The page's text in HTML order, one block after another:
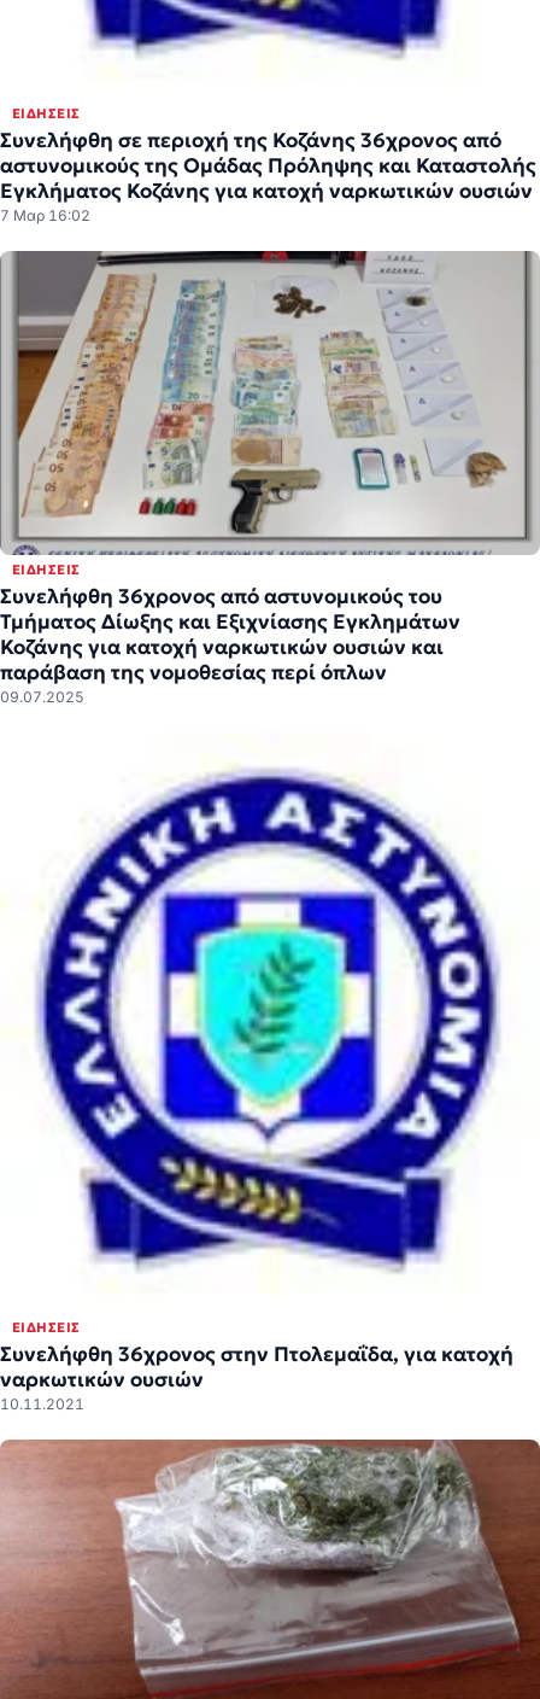
ΕΙΔΉΣΕΙΣ
Συνελήφθη σε περιοχή της Κοζάνης 36χρονος από
αστυνομικούς της Ομάδας Πρόληψης και Καταστολής
Εγκλήματος Κοζάνης για κατοχή ναρκωτικών ουσιών
7 Μαρ 16:02
ΕΙΔΉΣΕΙΣ
Συνελήφθη 36χρονος από αστυνομικούς του
Τμήματος Δίωξης και Εξιχνίασης Εγκλημάτων
Κοζάνης για κατοχή ναρκωτικών ουσιών και
παράβαση της νομοθεσίας περί όπλων
09.07.2025
ΕΙΔΉΣΕΙΣ
Συνελήφθη 36χρονος στην Πτολεμαΐδα, για κατοχή
ναρκωτικών ουσιών
10.11.2021